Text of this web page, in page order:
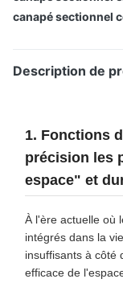
canapé sectionnel
Description de
1. Fonctions
précision les
espace" et
À l'ère actuelle où
intégrés dans la
insuffisants à côté
efficace de